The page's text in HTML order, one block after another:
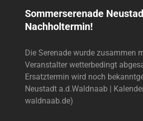
Sommerserenade
Nachholtermin!
Die Serenade wurde zusammen
Veranstalter wetterbedingt
Ersatztermin wird noch
Neustadt a.d.Waldnaab |
waldnaab.de)